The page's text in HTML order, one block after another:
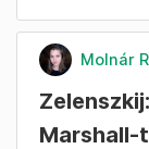
Molnár
Marshall-